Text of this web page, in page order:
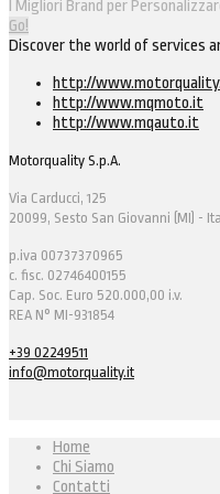
I Migliori Brand per
Go!
Discover the world of services
http://
http://www.mqmoto.it
http://www.mqauto.it
Motorquality S.p.A.
Via Carducci, 125
20099, Sesto San Giovanni (MI) -
p.iva 00737370965
c. fisc. 02746400155
Cap. Soc. Euro 520.000,00 i.v.
REA N° MI-931854
+39 02249511
info@motorquality.it
Home
Chi Siamo
Contatti